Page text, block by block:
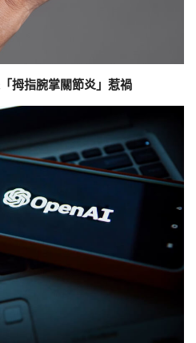
拇指腕掌關節炎」惹禍